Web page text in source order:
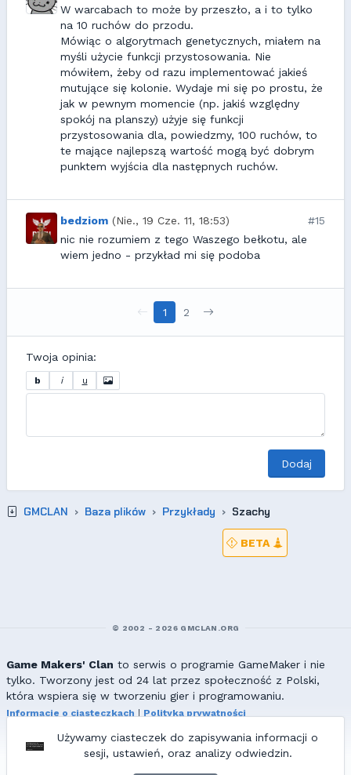
W warcabach to może by przeszło, a i to tylko
na 10 ruchów do przodu.
Mówiąc o algorytmach genetycznych, miałem na
myśli użycie funkcji przystosowania. Nie
mówiłem, żeby od razu implementować jakieś
mutujące się kolonie. Wydaje mi się po prostu, że
jak w pewnym momencie (np. jakiś względny
spokój na planszy) użyje się funkcji
przystosowania dla, powiedzmy, 100 ruchów, to
te mające najlepszą wartość mogą być dobrym
punktem wyjścia dla następnych ruchów.
bedziom (Nie., 19 Cze. 11, 18:53)
#15
nic nie rozumiem z tego Waszego bełkotu, ale
wiem jedno - przykład mi się podoba
1 2
Twoja opinia:
b i u
Dodaj
GMCLAN Baza plików Przykłady Szachy
Używamy ciasteczek do zapisywania informacji o
sesji, ustawień, oraz analizy odwiedzin.
BETA
© 2002 - 2026 GMCLAN.ORG
Game Makers' Clan to serwis o programie GameMaker i nie
tylko. Tworzony jest od 24 lat przez społeczność z Polski,
która wspiera się w tworzeniu gier i programowaniu.
Informacje o ciasteczkach
Polityka prywatności
Wszelkie prawa zastrzeżone. Kopiowanie materiałów bez zgody
redakcji zabronione!